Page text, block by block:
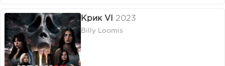
Крик VI 2023
Billy Loomis